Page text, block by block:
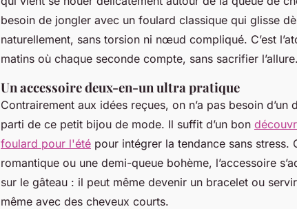
besoin de jongler avec un foulard classique qui glisse
naturellement, sans torsion ni nœud compliqué. C’est
matins où chaque seconde compte, sans sacrifier l’allure.
Un accessoire deux-en-un ultra pratique
Contrairement aux idées reçues, on n’a pas besoin
parti de ce petit bijou de mode. Il suffit d’un bon
foulard pour l'été pour intégrer la tendance sans stress.
romantique ou une demi-queue bohème, l’accessoire
sur le gâteau : il peut même devenir un bracelet ou
même avec des cheveux courts.